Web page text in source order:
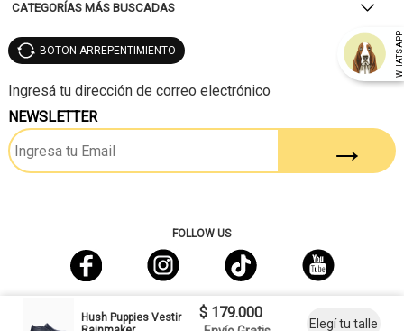
Hush Puppies Vestir
$ 179.000
Elegí tu talle
CATEGORÍAS MÁS BUSCADAS
WHATSAPP
BOTON ARREPENTIMIENTO
NEWSLETTER
FOLLOW US